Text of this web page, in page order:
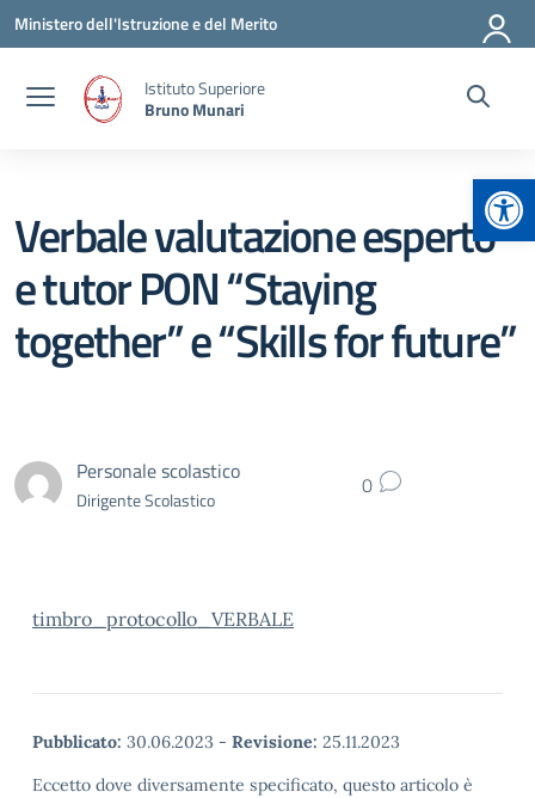
Vai ai contenuti
Vai al menu di navigazione
Vai al footer
Ministero dell'Istruzione e del Merito
Istituto Superiore
Bruno Munari
Verbale valutazione esperto
e tutor PON “Staying
together” e “Skills for future”
Personale scolastico
Dirigente Scolastico 0
timbro_protocollo_VERBALE
Pubblicato: 30.06.2023 - Revisione: 25.11.2023
Eccetto dove diversamente specificato, questo articolo è